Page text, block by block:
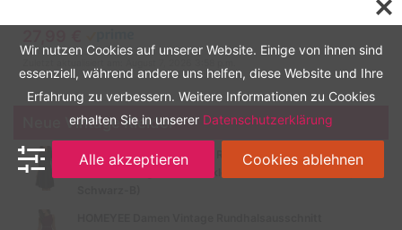
Neue Vintage Kleider
HOMEYEE Damen Vintage Rundhalsausschnitt 3/4 Ärmel
Retro Knielanges Cocktailkleid A135 (EU 40 = Size L,
Wir nutzen Cookies auf unserer Website. Einige von ihnen sind
essenziell, während andere uns helfen, diese Website und Ihre
Erfahrung zu verbessern. Weitere Informationen zu Cookies
erhalten Sie in unserer Datenschutzerklärung
Alle akzeptieren Cookies ablehnen